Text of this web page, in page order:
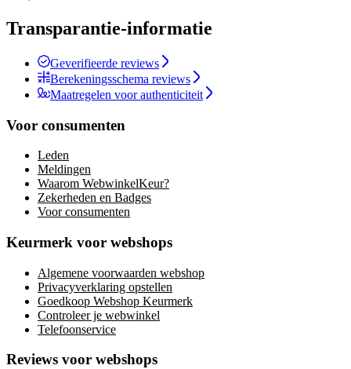
Transparantie-informatie
Geverifieerde reviews
Berekeningsschema reviews
Maatregelen voor authenticiteit
Voor consumenten
Leden
Meldingen
Waarom WebwinkelKeur?
Zekerheden en Badges
Voor consumenten
Keurmerk voor webshops
Algemene voorwaarden webshop
Privacyverklaring opstellen
Goedkoop Webshop Keurmerk
Controleer je webwinkel
Telefoonservice
Reviews voor webshops